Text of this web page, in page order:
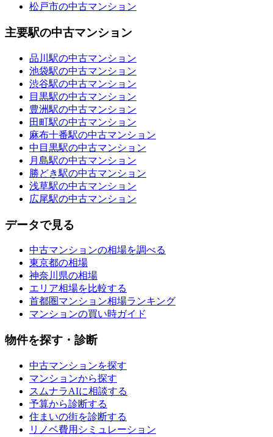
松戸市の中古マンション
主要駅の中古マンション
品川駅の中古マンション
池袋駅の中古マンション
渋谷駅の中古マンション
目黒駅の中古マンション
豊洲駅の中古マンション
田町駅の中古マンション
麻布十番駅の中古マンション
中目黒駅の中古マンション
月島駅の中古マンション
勝どき駅の中古マンション
浅草駅の中古マンション
広尾駅の中古マンション
データで見る
中古マンションの相場を調べる
東京都の相場
神奈川県の相場
エリア相場を比較する
首都圏マンション相場ランキング
マンションの買い時ガイド
物件を探す・診断
中古マンションを探す
マンションから探す
スムナラAIに相談する
予算から診断する
住まいの街を診断する
リノベ費用シミュレーション